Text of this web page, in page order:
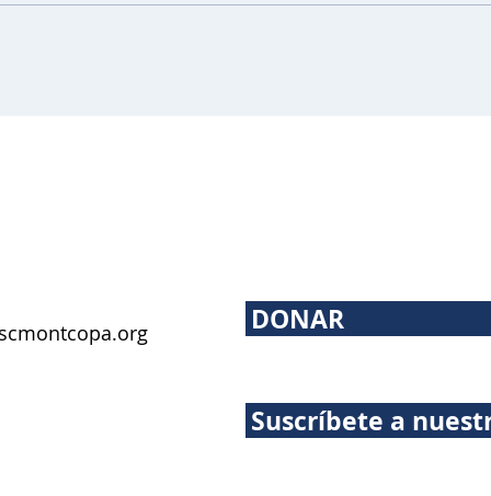
DONAR
Suscríbete a